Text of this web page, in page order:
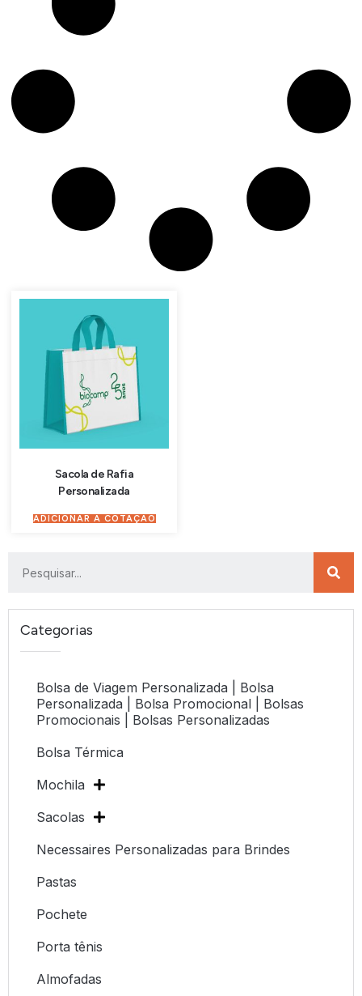
Categorias
Bolsa de Viagem Personalizada | Bolsa
Personalizada | Bolsa Promocional | Bolsas
Promocionais | Bolsas Personalizadas
Bolsa Térmica
Mochila
Sacolas
Necessaires Personalizadas para Brindes
Pastas
Pochete
Porta tênis
Almofadas
Sacola de Rafia
Personalizada
ADICIONAR À COTAÇÃO